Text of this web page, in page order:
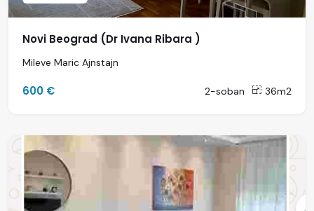
Novi Beograd (Dr Ivana Ribara )
Mileve Maric Ajnstajn
600 € 2-soban 36m2